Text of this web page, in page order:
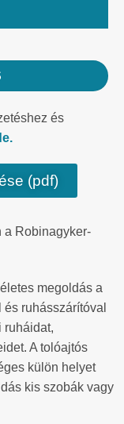
és
(pdf)
a Robinagyker-
megoldás a
ruhásszárítóval
ruháidat,
A tolóajtós
külön helyet
kis szobák vagy